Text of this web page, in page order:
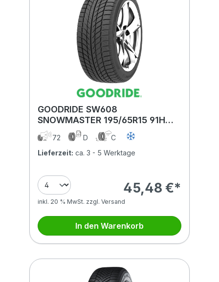
GOODRIDE SW608
SNOWMASTER 195/65R15 91H
BSW
72 D
C
Lieferzeit: ca. 3 - 5 Werktage
45,48 €*
inkl. 20 % MwSt. zzgl. Versand
In den Warenkorb